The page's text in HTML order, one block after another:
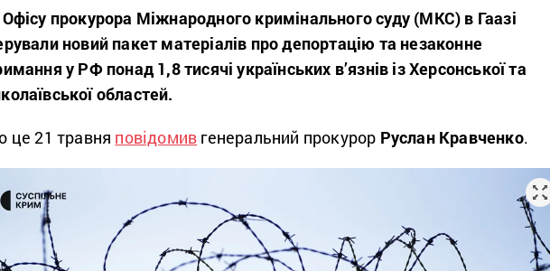
прокурора Міжнародного кримінального суду (МКС) в Гаазі
новий пакет матеріалів про депортацію та незаконне
у РФ понад 1,8 тисячі українських в’язнів із Херсонської та
областей.
це 21 травня повідомив генеральний прокурор Руслан Кравченко.